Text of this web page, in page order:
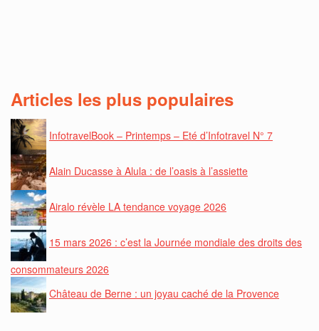
Articles les plus populaires
InfotravelBook – Printemps – Eté d’Infotravel N° 7
Alain Ducasse à Alula : de l’oasis à l’assiette
Airalo révèle LA tendance voyage 2026
15 mars 2026 : c’est la Journée mondiale des droits des
consommateurs 2026
Château de Berne : un joyau caché de la Provence